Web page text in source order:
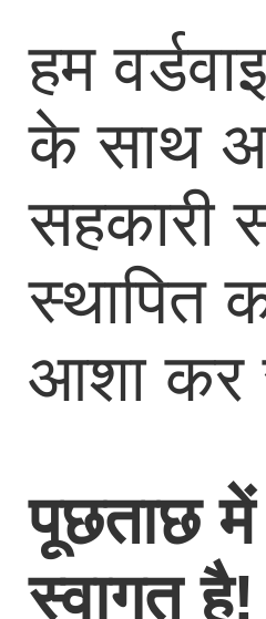
हम
के साथ
सहकारी
स्थापित
आशा कर
पूछताछ
स्वागत है!